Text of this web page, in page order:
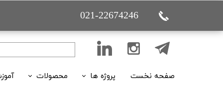
021-22674246
صفحه نخست پروژه ها محصولات